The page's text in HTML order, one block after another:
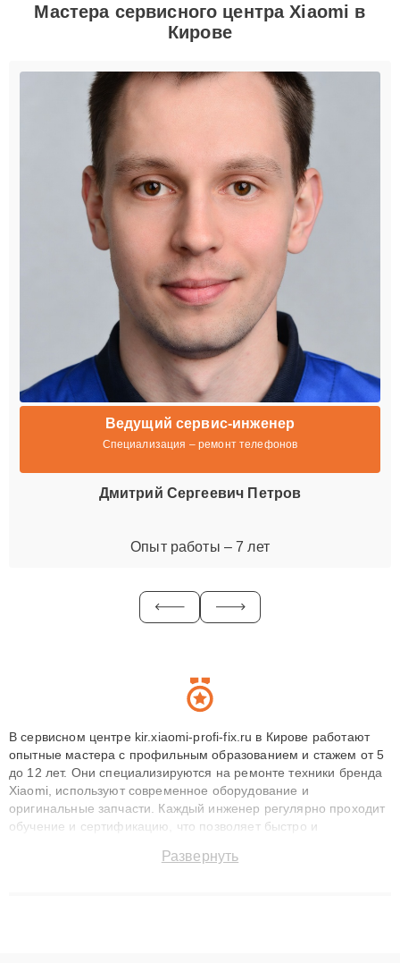
Мастера сервисного центра Xiaomi в
Кирове
Ведущий сервис-инженер
Специализация – ремонт телефонов
Дмитрий Сергеевич Петров
Опыт работы – 7 лет
В сервисном центре kir.xiaomi-profi-fix.ru в Кирове работают
опытные мастера с профильным образованием и стажем от 5
до 12 лет. Они специализируются на ремонте техники бренда
Xiaomi, используют современное оборудование и
оригинальные запчасти. Каждый инженер регулярно проходит
обучение и сертификацию, что позволяет быстро и
сохранением гарантии до 3 лет. Наши мастера решают
Развернуть